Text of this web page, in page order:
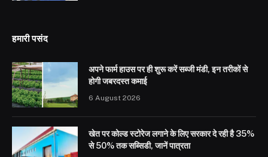
हमारी पसंद
अपने फार्म हाउस पर ही शुरू करें सब्जी मंडी, इन तरीकों से
होगी जबरदस्त कमाई
6 August 2026
खेत पर कोल्ड स्टोरेज लगाने के लिए सरकार दे रही है 35%
से 50% तक सब्सिडी, जानें पात्रता